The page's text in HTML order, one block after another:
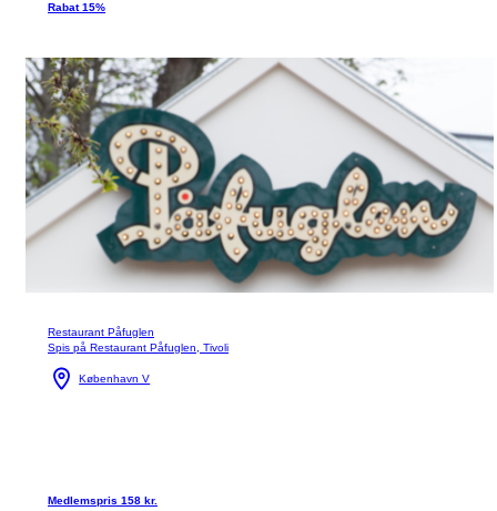
Rabat 15%
Restaurant Påfuglen
Spis på Restaurant Påfuglen, Tivoli
København V
Medlemspris 158 kr.